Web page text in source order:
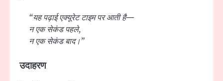
“यह पढ़ाई एक्यूरेट टाइम पर आती है—
न एक सेकंड पहले,
न एक सेकंड बाद।”
उदाहरण